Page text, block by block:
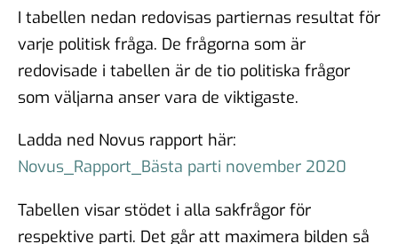
I tabellen nedan redovisas partiernas resultat för
varje politisk fråga. De frågorna som är
redovisade i tabellen är de tio politiska frågor
som väljarna anser vara de viktigaste.
Ladda ned Novus rapport här:
Novus_Rapport_Bästa parti november 2020
Tabellen visar stödet i alla sakfrågor för
respektive parti. Det går att maximera bilden så